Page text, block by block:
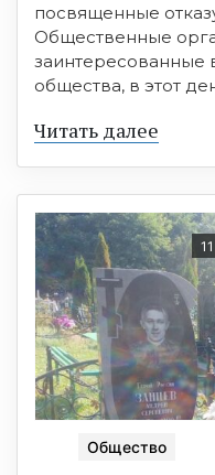
посвященные
Общественные
заинтересованные
общества, в этот
Читать далее
Общество